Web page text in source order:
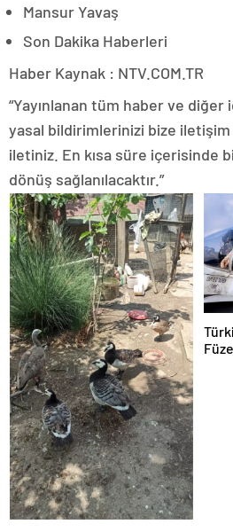
Mansur Yavaş
Son Dakika Haberleri
Haber Kaynak : NTV.COM.TR
“Yayınlanan tüm haber ve
yasal bildirimlerinizi bize iletişim
iletiniz. En kısa süre içerisinde
dönüş sağlanılacaktır.”